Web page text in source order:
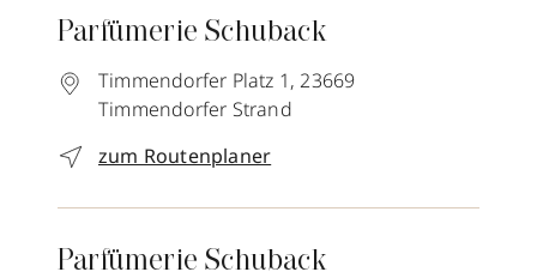
Parfümerie Schuback
Timmendorfer Platz 1, 23669
Timmendorfer Strand
zum Routenplaner
Parfümerie Schuback